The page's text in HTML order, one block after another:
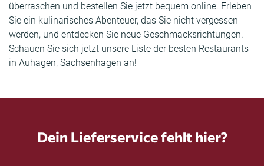
überraschen und bestellen Sie jetzt bequem online. Erleben
Sie ein kulinarisches Abenteuer, das Sie nicht vergessen
werden, und entdecken Sie neue Geschmacksrichtungen.
Schauen Sie sich jetzt unsere Liste der besten Restaurants
in Auhagen, Sachsenhagen an!
Dein Lieferservice fehlt hier?